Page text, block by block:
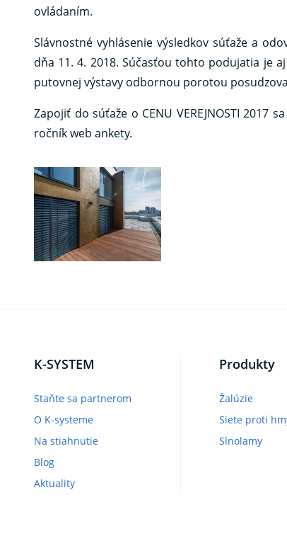
ovládaním.
Slávnostné vyhlásenie výsledkov súťaže a
dňa 11. 4. 2018. Súčasťou tohto podujatia je aj
putovnej výstavy odbornou porotou
Zapojiť do súťaže o CENU VEREJNOSTI
ročník web ankety.
K-SYSTEM
Staňte sa partnerom
O K-systeme
Na stiahnutie
Blog
Aktuality
Produkty
Žalúzie
Siete proti
Slnolamy